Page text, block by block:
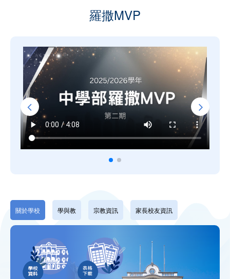
羅撒MVP
關於學校 學與教 宗教資訊 家長校友資訊